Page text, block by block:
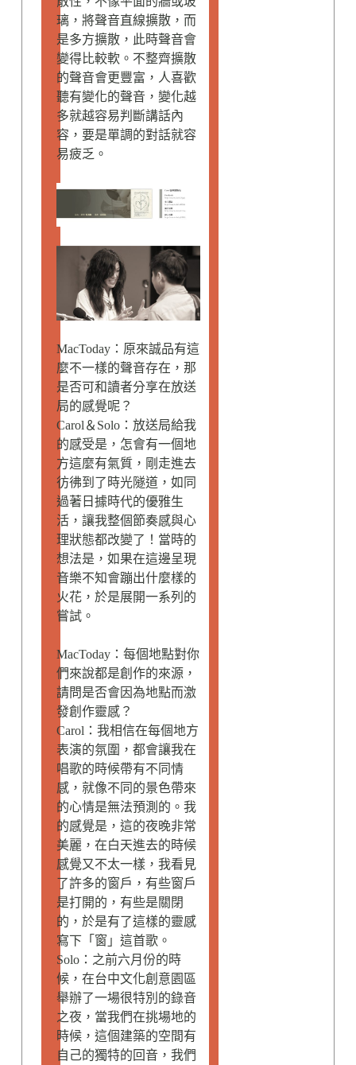
璃，將聲音直線擴散，而
是多方擴散，此時聲音會
變得比較軟。不整齊擴散
的聲音會更豐富，人喜歡
聽有變化的聲音，變化越
多就越容易判斷講話內
容，要是單調的對話就容
易疲乏。
MacToday：原來誠品有這
麼不一樣的聲音存在，那
是否可和讀者分享在放送
局的感覺呢？
Carol＆Solo：放送局給我
的感受是，怎會有一個地
方這麼有氣質，剛走進去
彷彿到了時光隧道，如同
過著日據時代的優雅生
活，讓我整個節奏感與心
理狀態都改變了！當時的
想法是，如果在這邊呈現
音樂不知會蹦出什麼樣的
火花，於是展開一系列的
嘗試。
MacToday：每個地點對你
們來說都是創作的來源，
請問是否會因為地點而激
發創作靈感？
Carol：我相信在每個地方
表演的氛圍，都會讓我在
唱歌的時候帶有不同情
感，就像不同的景色帶來
的心情是無法預測的。我
的感覺是，這的夜晚非常
美麗，在白天進去的時候
感覺又不太一樣，我看見
了許多的窗戶，有些窗戶
是打開的，有些是關閉
的，於是有了這樣的靈感
寫下「窗」這首歌。
Solo：之前六月份的時
候，在台中文化創意園區
舉辦了一場很特別的錄音
之夜，當我們在挑場地的
時候，這個建築的空間有
自己的獨特的回音，我們